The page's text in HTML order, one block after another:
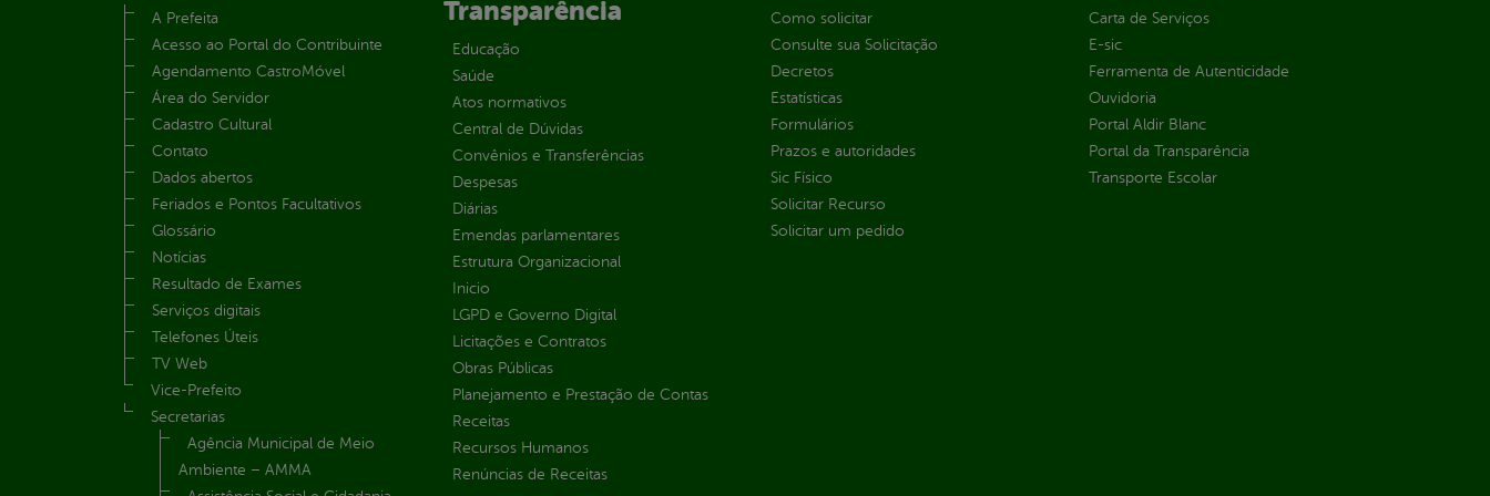
A Prefeita
Acesso ao Portal do Contribuinte
Agendamento CastroMóvel
Área do Servidor
Cadastro Cultural
Contato
Dados abertos
Feriados e Pontos Facultativos
Glossário
Notícias
Resultado de Exames
Serviços digitais
Telefones Úteis
TV Web
Vice-Prefeito
Secretarias
Agência Municipal de Meio
Ambiente – AMMA
Transparência
Educação
Saúde
Atos normativos
Central de Dúvidas
Convênios e Transferências
Despesas
Diárias
Emendas parlamentares
Estrutura Organizacional
Inicio
LGPD e Governo Digital
Licitações e Contratos
Obras Públicas
Planejamento e Prestação de Contas
Receitas
Recursos Humanos
Renúncias de Receitas
Como solicitar
Consulte sua Solicitação
Decretos
Estatísticas
Formulários
Prazos e autoridades
Sic Físico
Solicitar Recurso
Solicitar um pedido
Carta de Serviços
E-sic
Ferramenta de Autenticidade
Ouvidoria
Portal Aldir Blanc
Portal da Transparência
Transporte Escolar